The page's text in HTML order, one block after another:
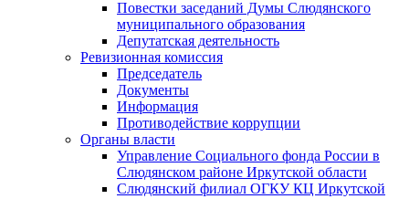
Повестки заседаний Думы Слюдянского
муниципального образования
Депутатская деятельность
Ревизионная комиссия
Председатель
Документы
Информация
Противодействие коррупции
Органы власти
Управление Социального фонда России в
Слюдянском районе Иркутской области
Слюдянский филиал ОГКУ КЦ Иркутской